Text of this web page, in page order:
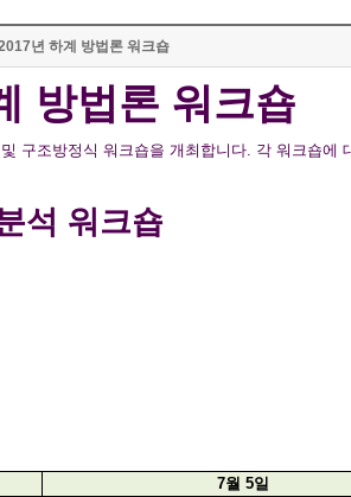
년 하계 방법론 워크숍
방법론 워크숍
구조방정식 워크숍을 개최합니다. 각 워크숍에
석 워크숍
7월 5일